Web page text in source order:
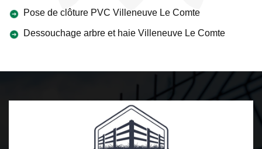
Pose de clôture PVC Villeneuve Le Comte
Dessouchage arbre et haie Villeneuve Le Comte